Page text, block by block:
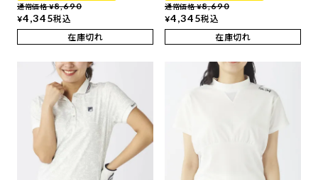
通常価格 ¥8,690
¥4,345税込
在庫切れ
通常価格 ¥8,690
¥4,345税込
在庫切れ